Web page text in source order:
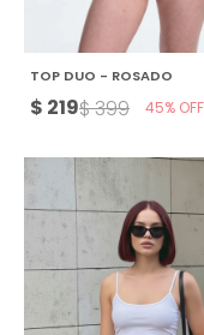
TOP DUO - ROSADO
$ 219$399 45